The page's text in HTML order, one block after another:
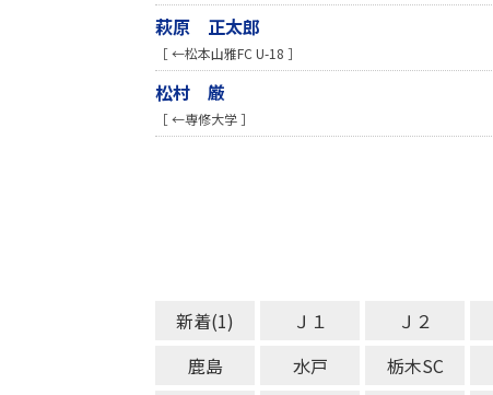
萩原 正太郎
［ ←松本山雅FC U-18 ］
松村 厳
［ ←専修大学 ］
新着(1) Ｊ１ Ｊ２
鹿島
水戸 栃木SC